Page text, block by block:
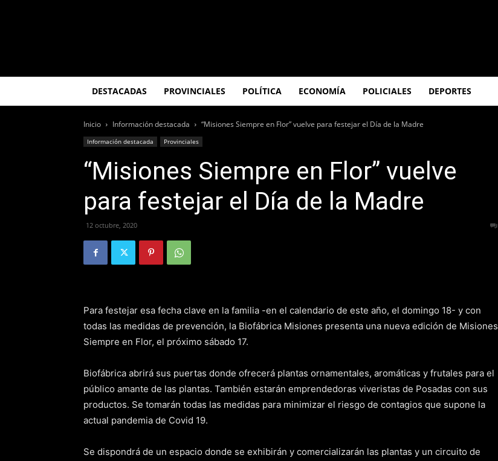
DESTACADAS PROVINCIALES POLÍTICA ECONOMÍA POLICIALES DEPORTES
Inicio Información destacada “Misiones Siempre en Flor” vuelve para festejar el Día de la Madre
Información destacada Provinciales
“Misiones Siempre en Flor” vuelve
para festejar el Día de la Madre
12 octubre, 2020
Para festejar esa fecha clave en la familia -en el calendario de este año, el domingo 18- y con
todas las medidas de prevención, la Biofábrica Misiones presenta una nueva edición de Misiones
Siempre en Flor, el próximo sábado 17.
Biofábrica abrirá sus puertas donde ofrecerá plantas ornamentales, aromáticas y frutales para el
público amante de las plantas. También estarán emprendedoras viveristas de Posadas con sus
productos. Se tomarán todas las medidas para minimizar el riesgo de contagios que supone la
actual pandemia de Covid 19.
Se dispondrá de un espacio donde se exhibirán y comercializarán las plantas y un circuito de